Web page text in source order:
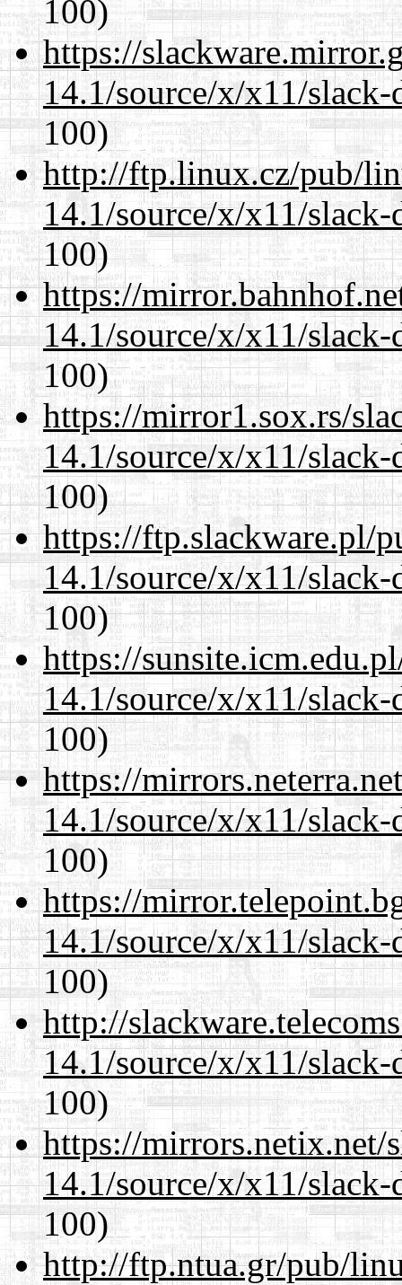
100)
https://
14.1/source/x/x11/
100)
http://ftp.linux.cz/pub/
14.1/source/x/x11/
100)
https://
14.1/source/x/x11/
100)
https://mirror1.sox.rs/
14.1/source/x/x11/
100)
https://ftp.slackware.pl/
14.1/source/x/x11/
100)
https://
14.1/source/x/x11/
100)
https://
14.1/source/x/x11/
100)
https://
14.1/source/x/x11/
100)
http://
14.1/source/x/x11/
100)
https://mirrors.netix.net/
14.1/source/x/x11/
100)
http://ftp.ntua.gr/pub/